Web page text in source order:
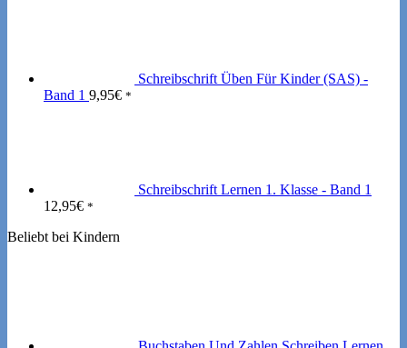
Schreibschrift Üben Für Kinder (SAS) -
Band 1 9,95€ *
Schreibschrift Lernen 1. Klasse - Band 1
12,95€ *
Beliebt bei Kindern